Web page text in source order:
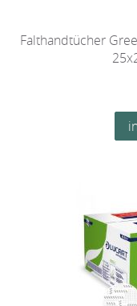
Falthandtücher